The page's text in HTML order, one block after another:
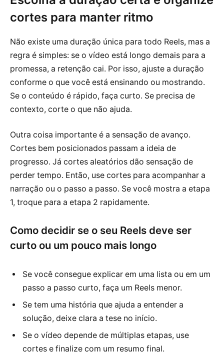
cortes para manter ritmo
Não existe uma duração única para todo Reels, mas a
regra é simples: se o vídeo está longo demais para a
promessa, a retenção cai. Por isso, ajuste a duração
conforme o que você está ensinando ou mostrando.
Se o conteúdo é rápido, faça curto. Se precisa de
contexto, corte o que não ajuda.
Outra coisa importante é a sensação de avanço.
Cortes bem posicionados passam a ideia de
progresso. Já cortes aleatórios dão sensação de
perder tempo. Então, use cortes para acompanhar a
narração ou o passo a passo. Se você mostra a etapa
1, troque para a etapa 2 rapidamente.
Como decidir se o seu Reels deve ser
curto ou um pouco mais longo
Se você consegue explicar em uma lista ou em um
passo a passo curto, faça um Reels menor.
Se tem uma história que ajuda a entender a
solução, deixe clara a tese no início.
Se o vídeo depende de múltiplas etapas, use
cortes e finalize com um resumo final.